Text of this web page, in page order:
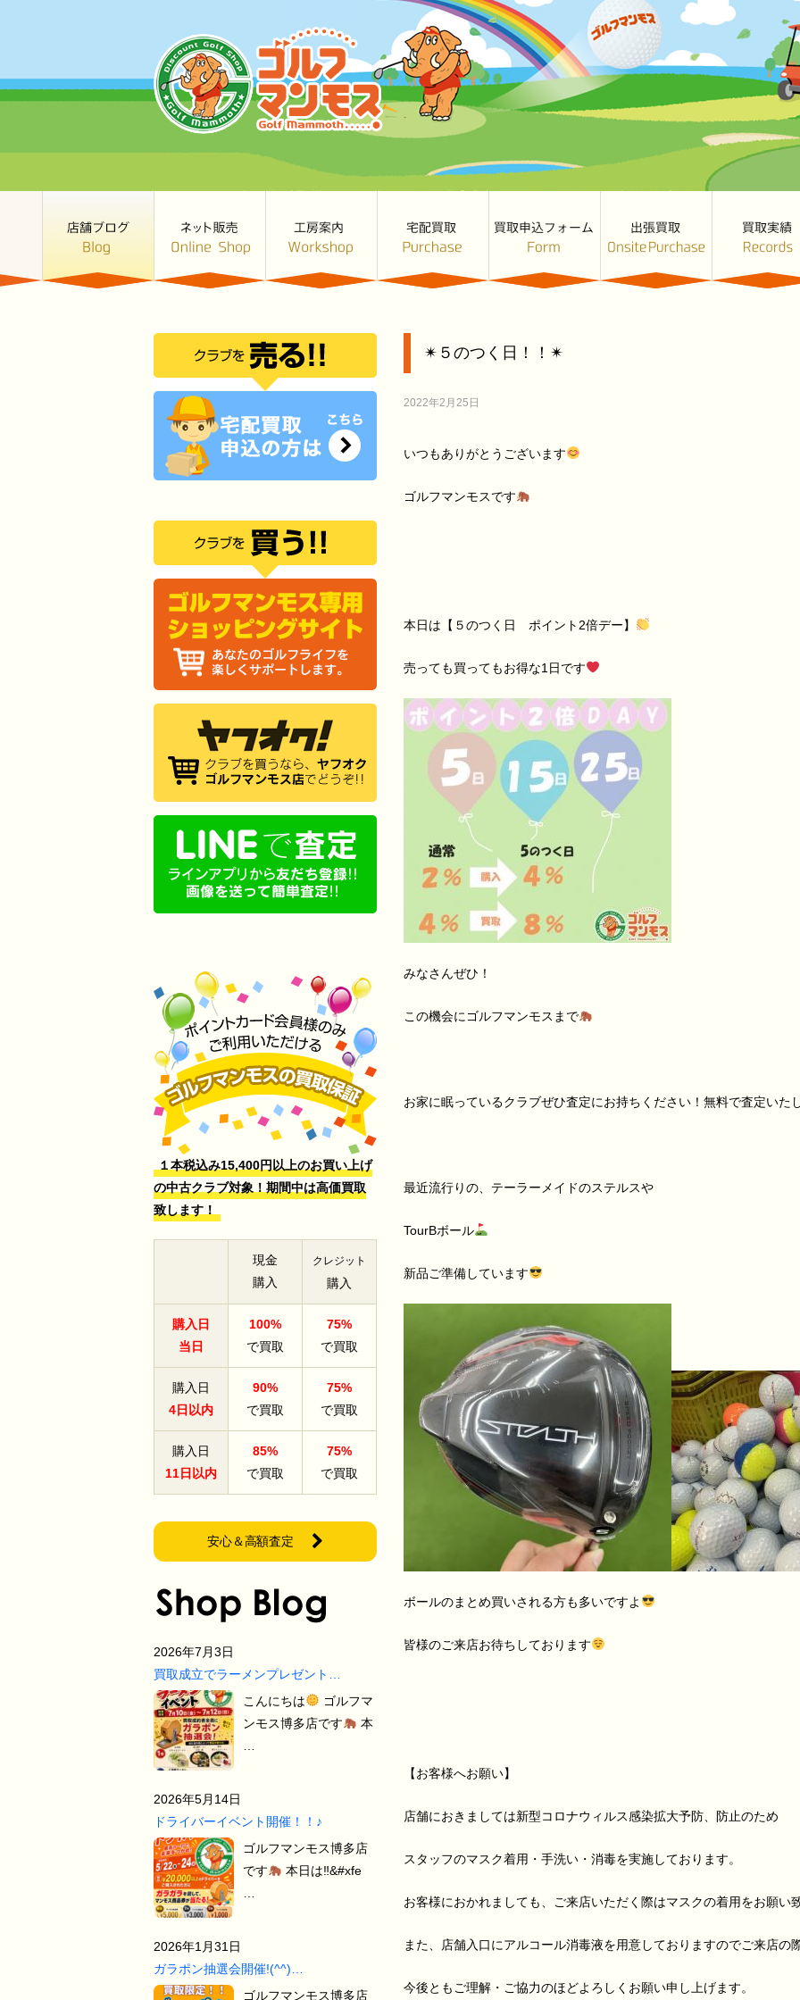
✴︎５のつく日！！✴︎
2022年2月25日
いつもありがとうございます
ゴルフマンモスです
本日は【５のつく日 ポイント 2倍デー】
売っても買ってもお得な1 日です
みなさんぜひ！
この機会にゴルフマンモスまで
お家に眠っているクラブぜひ査定にお持ちください！無料で査定いた
最近流行りの、テーラーメイドのステルスや
TourBボール
新品ご準備しています
ボールのまとめ買いされる方も多いですよ
皆様のご来店お待ちしております
【お客様へお願い】
店舗におきましては新型コロナウィルス感染拡大予防、防止のため
スタッフのマスク着用・手洗い・消毒を実施しております。
お客様におかれましても、ご来店いただく際はマスクの着用をお願い
また、店舗入口にアルコール消毒液を用意しておりますのでご来店の
今後ともご理解・ご協力のほどよろしくお願い申し上げます。
１本税込み15,400円以上のお買い上げ
の中古クラブ対象！期間中は高価買取
致します！
現金
購入
クレジット
購入
購入日
当日
100%
で買取
75%
で買取
購入日
4日以内
90%
で買取
75%
で買取
購入日
11日以内
85%
で買取
75%
で買取
安心＆高額査定
2026年7月3日
買取成立でラーメンプレゼント…
こんにちは
ゴルフマ
ンモス博多店です
本
2026年5月14日
ドライバーイベント開催！！♪
ゴルフマンモス博多店
です
本日は‼&#xfe
2026年1月31日
ガラポン抽選会開催!(^^)…
ゴルフマンモス博多店